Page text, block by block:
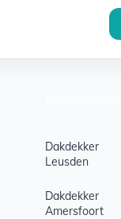
Dakdekker
Leusden
Dakdekker
Amersfoort